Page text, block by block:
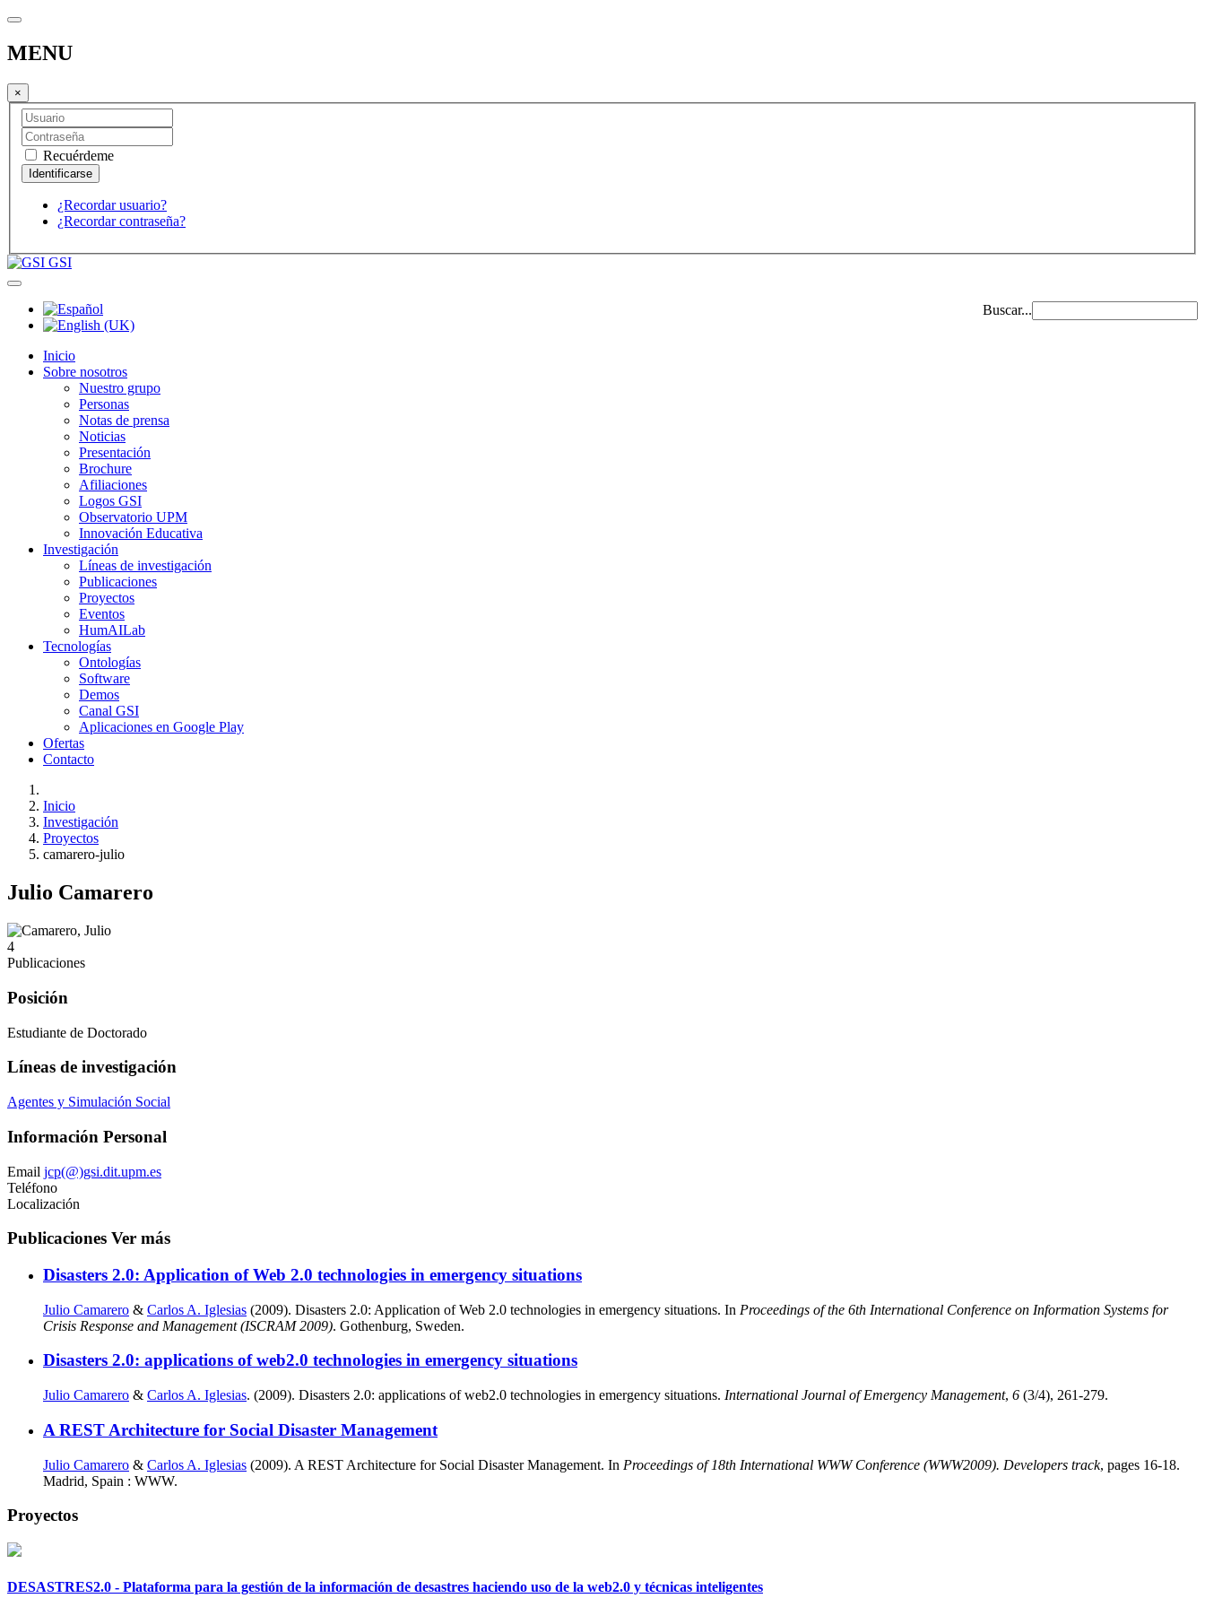
MENU
×
Recuérdeme
¿Recordar usuario?
¿Recordar contraseña?
GSI
Buscar...
Inicio
Sobre nosotros
Nuestro grupo
Personas
Notas de prensa
Noticias
Presentación
Brochure
Afiliaciones
Logos GSI
Observatorio UPM
Innovación Educativa
Investigación
Líneas de investigación
Publicaciones
Proyectos
Eventos
HumAILab
Tecnologías
Ontologías
Software
Demos
Canal GSI
Aplicaciones en Google Play
Ofertas
Contacto
Inicio
Investigación
Proyectos
camarero-julio
Julio Camarero
4
Publicaciones
Posición
Estudiante de Doctorado
Líneas de investigación
Agentes y Simulación Social
Información Personal
Email jcp(@)gsi.dit.upm.es
Teléfono
Localización
Publicaciones Ver más
Disasters 2.0: Application of Web 2.0 technologies in emergency situations
Julio Camarero & Carlos A. Iglesias (2009). Disasters 2.0: Application of Web 2.0 technologies in emergency situations. In Proceedings of the 6th International Conference on Information Systems for
Crisis Response and Management (ISCRAM 2009). Gothenburg, Sweden.
Disasters 2.0: applications of web2.0 technologies in emergency situations
Julio Camarero & Carlos A. Iglesias. (2009). Disasters 2.0: applications of web2.0 technologies in emergency situations. International Journal of Emergency Management, 6 (3/4), 261-279.
A REST Architecture for Social Disaster Management
Julio Camarero & Carlos A. Iglesias (2009). A REST Architecture for Social Disaster Management. In Proceedings of 18th International WWW Conference (WWW2009). Developers track, pages 16-18.
Madrid, Spain : WWW.
Proyectos
DESASTRES2.0 - Plataforma para la gestión de la información de desastres haciendo uso de la web2.0 y técnicas inteligentes